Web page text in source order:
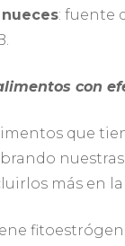
: fuente
con
que
más en